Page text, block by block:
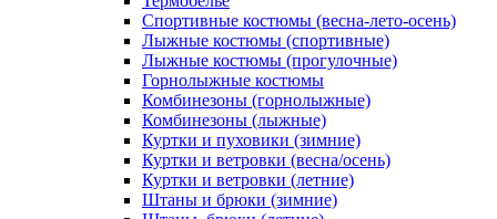
Спортивные костюмы (весна-лето-осень)
Лыжные костюмы (спортивные)
Лыжные костюмы (прогулочные)
Горнолыжные костюмы
Комбинезоны (горнолыжные)
Комбинезоны (лыжные)
Куртки и пуховики (зимние)
Куртки и ветровки (весна/осень)
Куртки и ветровки (летние)
Штаны и брюки (зимние)